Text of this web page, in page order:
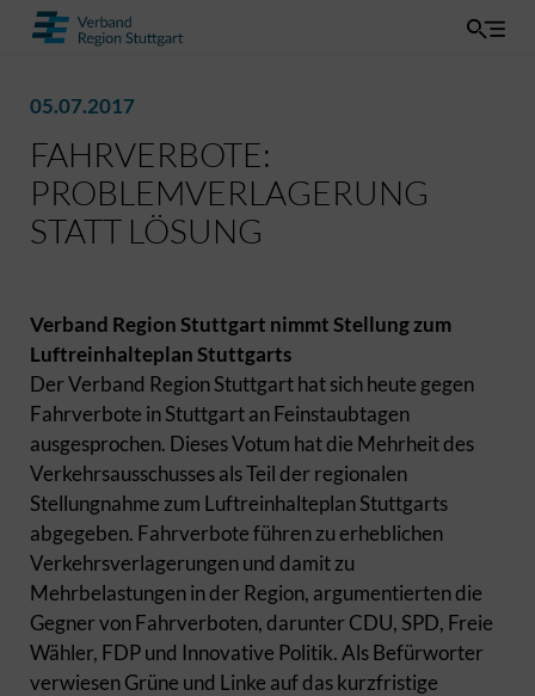
05.07.2017
FAHRVERBOTE:
PROBLEMVERLAGERUNG
STATT LÖSUNG
Verband Region Stuttgart nimmt Stellung zum
Luftreinhalteplan Stuttgarts
Der Verband Region Stuttgart hat sich heute gegen
Fahrverbote in Stuttgart an Feinstaubtagen
ausgesprochen. Dieses Votum hat die Mehrheit des
Verkehrsausschusses als Teil der regionalen
Stellungnahme zum Luftreinhalteplan Stuttgarts
abgegeben. Fahrverbote führen zu erheblichen
Verkehrsverlagerungen und damit zu
Mehrbelastungen in der Region, argumentierten die
Gegner von Fahrverboten, darunter CDU, SPD, Freie
Wähler, FDP und Innovative Politik. Als Befürworter
verwiesen Grüne und Linke auf das kurzfristige